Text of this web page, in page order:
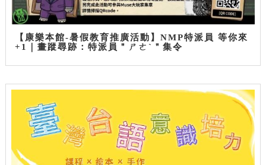
【康樂本館-暑假教育推廣活動】NMP特派員 等你來
+1｜畫蹤尋跡：特派員＂ㄕㄜˋ＂集令